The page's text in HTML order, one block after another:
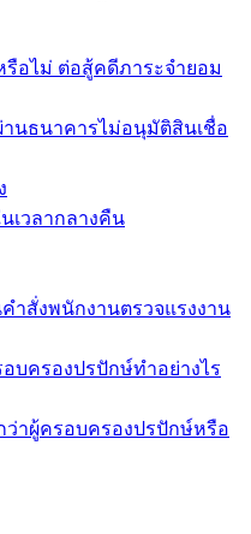
อไม่ ต่อสู้คดีภาระจำยอม
านธนาคารไม่อนุมัติสินเชื่อ
เวลากลางคืน
ำสั่งพนักงานตรวจแรงงาน
บครองปรปักษ์ทำอย่างไร
าผู้ครอบครองปรปักษ์หรือ